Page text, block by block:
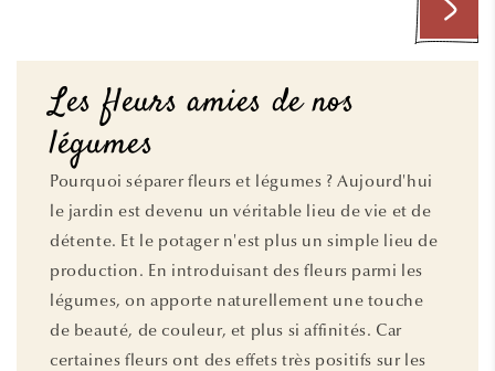
Les fleurs amies de nos
légumes
Pourquoi séparer fleurs et légumes ? Aujourd'hui
le jardin est devenu un véritable lieu de vie et de
détente. Et le potager n'est plus un simple lieu de
production. En introduisant des fleurs parmi les
légumes, on apporte naturellement une touche
de beauté, de couleur, et plus si affinités. Car
certaines fleurs ont des effets très positifs sur les